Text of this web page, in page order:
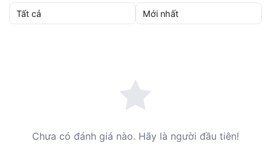
Chưa có đánh giá nào. Hãy là người đầu tiên!